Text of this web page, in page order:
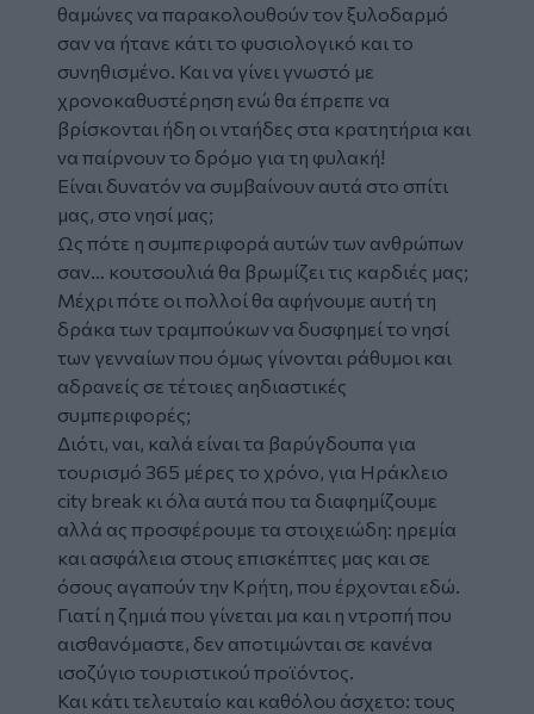
θαμώνες να παρακολουθούν τον ξυλοδαρμό
σαν να ήτανε κάτι το φυσιολογικό και το
συνηθισμένο. Και να γίνει γνωστό με
χρονοκαθυστέρηση ενώ θα έπρεπε να
βρίσκονται ήδη οι νταήδες στα κρατητήρια και
να παίρνουν το δρόμο για τη φυλακή!
Είναι δυνατόν να συμβαίνουν αυτά στο σπίτι
μας, στο νησί μας;
Ως πότε η συμπεριφορά αυτών των ανθρώπων
σαν… κουτσουλιά θα βρωμίζει τις καρδιές μας;
Μέχρι πότε οι πολλοί θα αφήνουμε αυτή τη
δράκα των τραμπούκων να δυσφημεί το νησί
των γενναίων που όμως γίνονται ράθυμοι και
αδρανείς σε τέτοιες αηδιαστικές
συμπεριφορές;
Διότι, ναι, καλά είναι τα βαρύγδουπα για
τουρισμό 365 μέρες το χρόνο, για Ηράκλειο
city break κι όλα αυτά που τα διαφημίζουμε
αλλά ας προσφέρουμε τα στοιχειώδη: ηρεμία
και ασφάλεια στους επισκέπτες μας και σε
όσους αγαπούν την Κρήτη, που έρχονται εδώ.
Γιατί η ζημιά που γίνεται μα και η ντροπή που
αισθανόμαστε, δεν αποτιμώνται σε κανένα
ισοζύγιο τουριστικού προϊόντος.
Και κάτι τελευταίο και καθόλου άσχετο: τους